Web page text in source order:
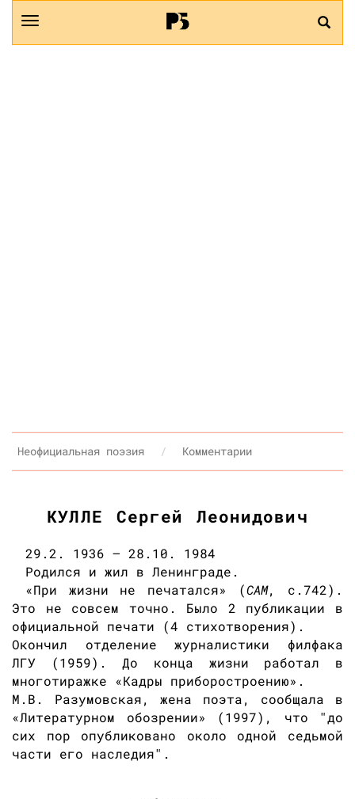
Неофициальная поэзия Комментарии
КУЛЛЕ Сергей Леонидович
29.2. 1936 — 28.10. 1984
Родился и жил в Ленинграде.
«При жизни не печатался» (САМ, с.742).
Это не совсем точно. Было 2 публикации в
официальной печати (4 стихотворения).
Окончил отделение журналистики филфака
ЛГУ (1959). До конца жизни работал в
многотиражке «Кадры приборостроению».
М.В. Разумовская, жена поэта, сообщала в
«Литературном обозрении» (1997), что "до
сих пор опубликовано около одной седьмой
части его наследия".